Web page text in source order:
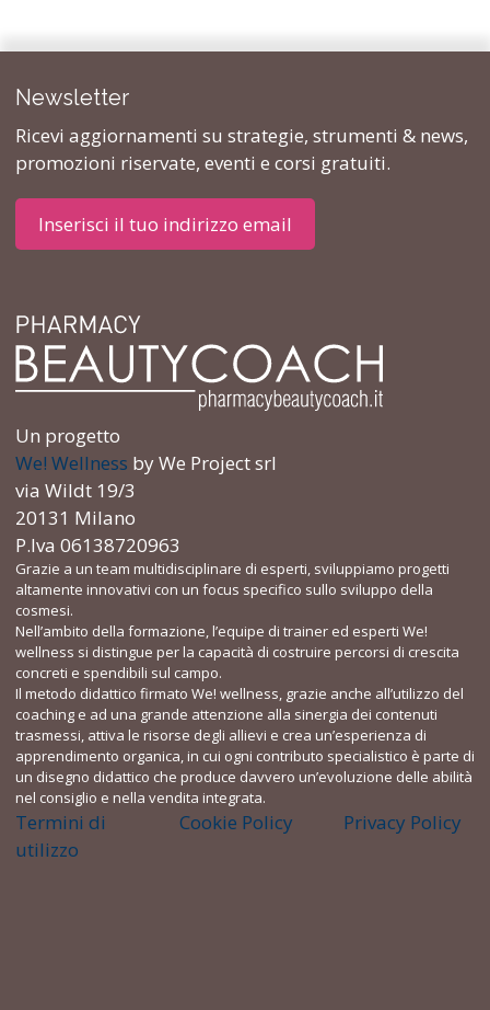
Un progetto
We! Wellness by We Project srl
via Wildt 19/3
20131 Milano
P.Iva 06138720963
Grazie a un team multidisciplinare di esperti, sviluppiamo progetti
altamente innovativi con un focus specifico sullo sviluppo della
cosmesi.
Nell’ambito della formazione, l’equipe di trainer ed esperti We!
wellness si distingue per la capacità di costruire percorsi di crescita
concreti e spendibili sul campo.
Il metodo didattico firmato We! wellness, grazie anche all’utilizzo del
coaching e ad una grande attenzione alla sinergia dei contenuti
trasmessi, attiva le risorse degli allievi e crea un’esperienza di
apprendimento organica, in cui ogni contributo specialistico è parte di
un disegno didattico che produce davvero un’evoluzione delle abilità
nel consiglio e nella vendita integrata.
Termini di
utilizzo
Cookie Policy Privacy Policy
Newsletter
Ricevi aggiornamenti su strategie, strumenti & news,
promozioni riservate, eventi e corsi gratuiti.
Inserisci il tuo indirizzo email